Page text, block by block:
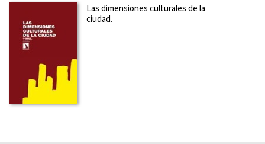
Las dimensiones culturales de la
ciudad.